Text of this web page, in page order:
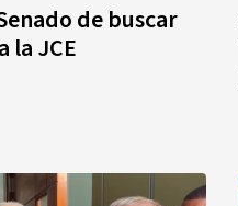
de buscar
JCE